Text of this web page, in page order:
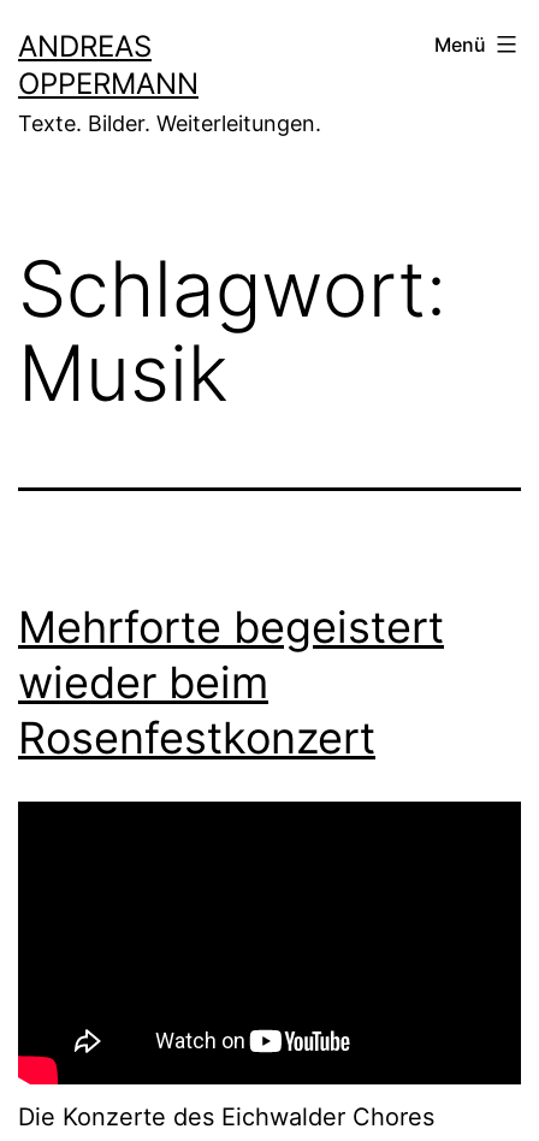
Inhalt
springen
ANDREAS
OPPERMANN
Texte. Bilder. Weiterleitungen.
Menü
Schlagwort:
Musik
Mehrforte begeistert
wieder beim
Rosenfestkonzert
Die Konzerte des Eichwalder Chores